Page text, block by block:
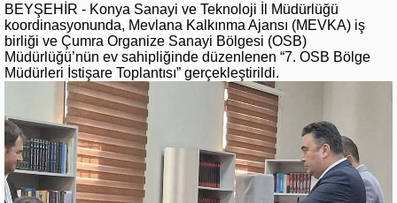
BEYŞEHİR - Konya Sanayi ve Teknoloji İl Müdürlüğü
koordinasyonunda, Mevlana Kalkınma Ajansı (MEVKA) iş
birliği ve Çumra Organize Sanayi Bölgesi (OSB)
Müdürlüğü’nün ev sahipliğinde düzenlenen “7. OSB Bölge
Müdürleri İstişare Toplantısı” gerçekleştirildi.